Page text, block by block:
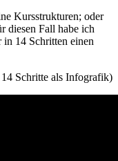
Kursstrukturen; oder
diesen Fall habe ich
in 14 Schritten einen
Schritte als Infografik)